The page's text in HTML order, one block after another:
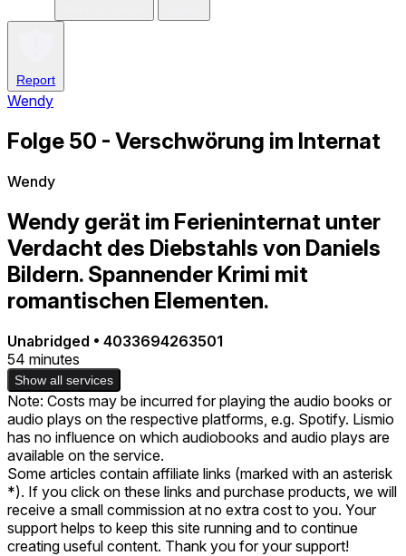
Report
Wendy
Folge 50 - Verschwörung im Internat
Wendy
Wendy gerät im Ferieninternat unter
Verdacht des Diebstahls von Daniels
Bildern. Spannender Krimi mit
romantischen Elementen.
Unabridged • 4033694263501
54 minutes
Show all services
Note: Costs may be incurred for playing the audio books or
audio plays on the respective platforms, e.g. Spotify. Lismio
has no influence on which audiobooks and audio plays are
available on the service.
Some articles contain affiliate links (marked with an asterisk
*). If you click on these links and purchase products, we will
receive a small commission at no extra cost to you. Your
support helps to keep this site running and to continue
creating useful content. Thank you for your support!